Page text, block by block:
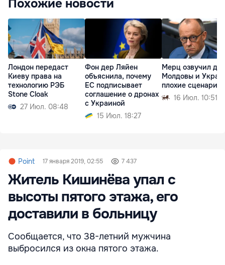
Похожие новости
Лондон передаст
Киеву права на
технологию РЭБ
Stone Cloak
27 Июл. 08:48
Фон дер Ляйен
объяснила, почему
ЕС подписывает
соглашение о дронах
с Украиной
15 Июл. 18:27
Мерц озвучил для
Молдовы и
плохие сценарии
16 Июл. 10:51
Point 17 января 2019, 02:55 7 437
Житель Кишинёва упал с
высоты пятого этажа, его
доставили в больницу
Сообщается, что 38-летний мужчина
выбросился из окна пятого этажа.